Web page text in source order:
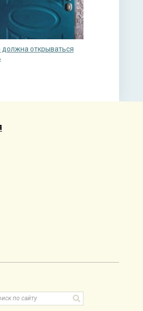
должна открываться